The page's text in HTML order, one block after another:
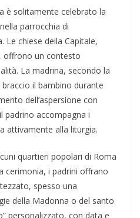
è solitamente celebrato la
parrocchia di
Le chiese della Capitale,
offrono un contesto
La madrina, secondo la
il bambino durante
dell’aspersione con
padrino accompagna i
attivamente alla liturgia.
quartieri popolari di Roma
cerimonia, i padrini offrano
spesso una
della Madonna o del santo
personalizzato, con data e